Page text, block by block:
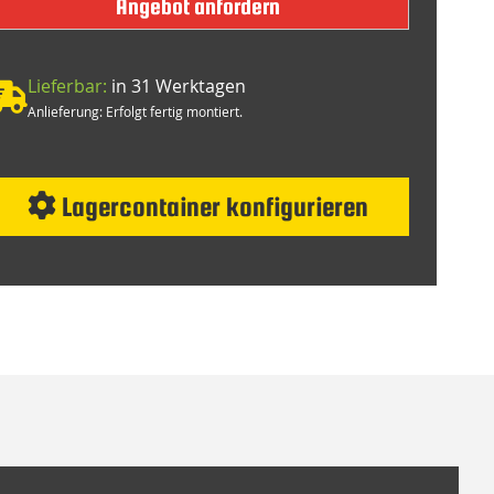
Angebot anfordern
Lieferbar: in 31 Werktagen
Anlieferung: Erfolgt fertig montiert.
Lagercontainer konfigurieren